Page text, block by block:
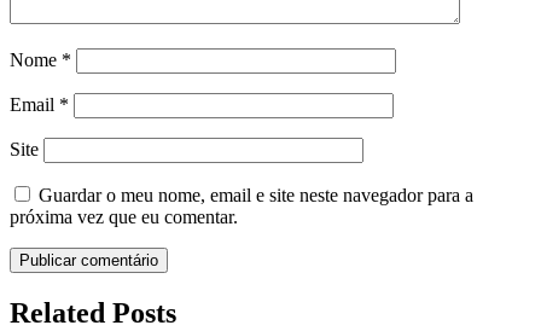
Nome *
Email *
Site
Guardar o meu nome, email e site neste navegador para a
próxima vez que eu comentar.
Related Posts